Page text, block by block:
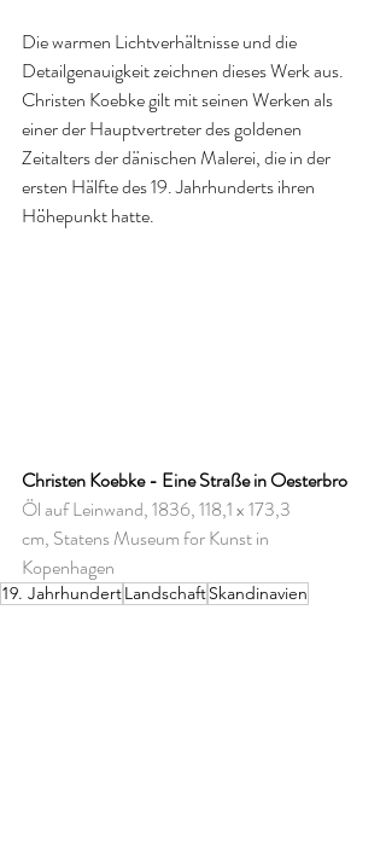
Die warmen Lichtverhältnisse und die
Detailgenauigkeit zeichnen dieses Werk aus.
Christen Koebke gilt mit seinen Werken als
einer der Hauptvertreter des goldenen
Zeitalters der dänischen Malerei, die in der
ersten Hälfte des 19. Jahrhunderts ihren
Höhepunkt hatte.
Christen Koebke - Eine Straße in Oesterbro
Öl auf Leinwand, 1836, 118,1 x 173,3
cm, Statens Museum for Kunst in
Kopenhagen
19. JahrhundertLandschaftSkandinavien